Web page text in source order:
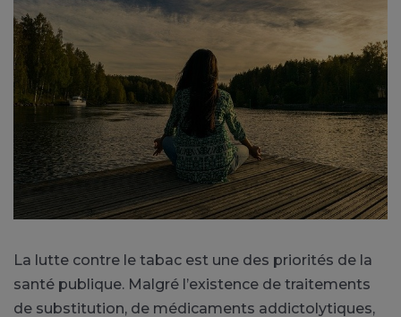
La lutte contre le tabac est une des priorités de la
santé publique. Malgré l’existence de traitements
de substitution, de médicaments addictolytiques,